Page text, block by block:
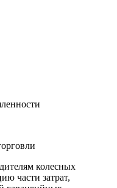
колесных
части затрат,